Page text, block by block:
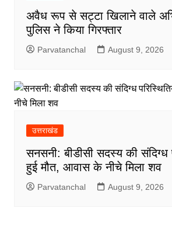
अवैध रूप से सट्टा खिलाने वाले
पुलिस ने किया गिरफ्तार
Parvatanchal August 9, 2026
उत्तराखंड
सनसनी: बीडीसी सदस्य की संदिग्ध
हुई मौत, आवास के नीचे मिला शव
Parvatanchal August 9, 2026